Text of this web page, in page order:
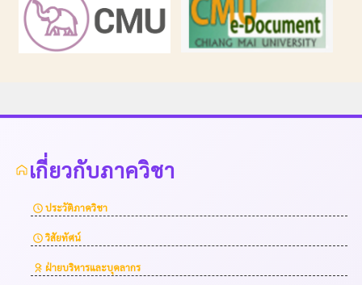
เกี่ยวกับภาควิชา
ประวัติภาควิชา
วิสัยทัศน์
ฝ่ายบริหารและบุคลากร